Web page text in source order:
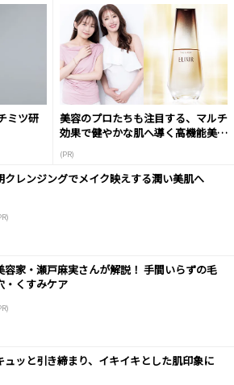
ミツ研
美容のプロたちも注目する、マルチ
効果で健やかな肌へ導く高機能美容
(PR)
クレンジングでメイク映えする潤い美肌へ
容家・瀬戸麻実さんが解説！ 手間いらずの毛
・くすみケア
ュッと引き締まり、イキイキとした肌印象に